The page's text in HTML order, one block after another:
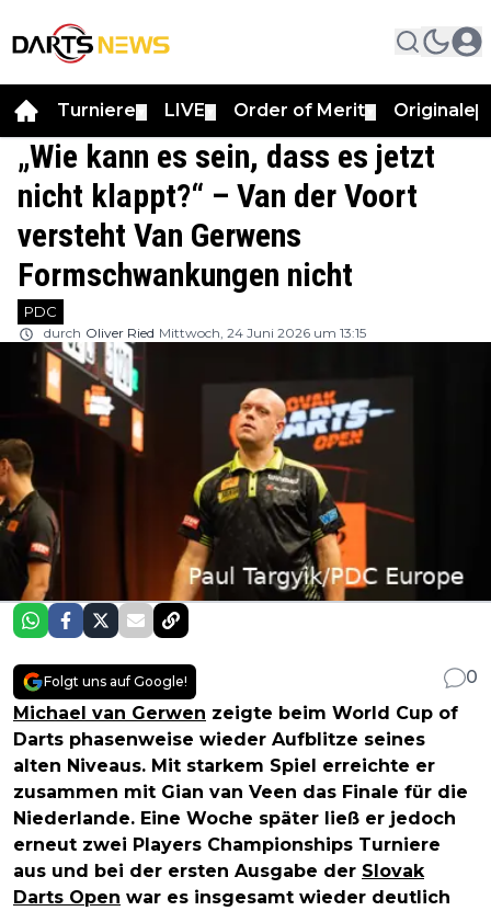
Turniere LIVE Order of Merit Originale
„Wie kann es sein, dass es jetzt
nicht klappt?“ – Van der Voort
versteht Van Gerwens
Formschwankungen nicht
PDC
durch Oliver Ried Mittwoch, 24 Juni 2026 um 13:15
Folgt uns auf Google!
0
Michael van Gerwen zeigte beim World Cup of
Darts phasenweise wieder Aufblitze seines
alten Niveaus. Mit starkem Spiel erreichte er
zusammen mit Gian van Veen das Finale für die
Niederlande. Eine Woche später ließ er jedoch
erneut zwei Players Championships Turniere
aus und bei der ersten Ausgabe der Slovak
Darts Open war es insgesamt wieder deutlich